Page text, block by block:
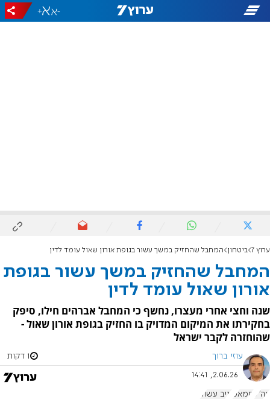
-
+
ערוץ 7 ביטחון המחבל שהחזיק במשך עשור בגופת אורון שאול עומד לדין
המחבל שהחזיק במשך עשור בגופת
אורון שאול עומד לדין
שנה וחצי אחרי מעצרו, נחשף כי המחבל אברהים חילו, סיפק
בחקירתו את המיקום המדויק בו החזיק בגופת אורון שאול -
שהוחזרה לקבר ישראל
עוזי ברוך 1 דקות
2.06.26, 14:41
צה"ל חמאס יניב עשור